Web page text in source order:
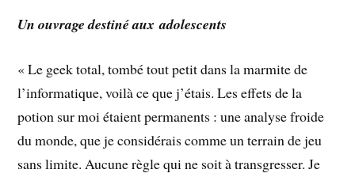
Un ouvrage destiné aux adolescents
« Le geek total, tombé tout petit dans la marmite de
l’informatique, voilà ce que j’étais. Les effets de la
potion sur moi étaient permanents : une analyse froide
du monde, que je considérais comme un terrain de jeu
sans limite. Aucune règle qui ne soit à transgresser. Je